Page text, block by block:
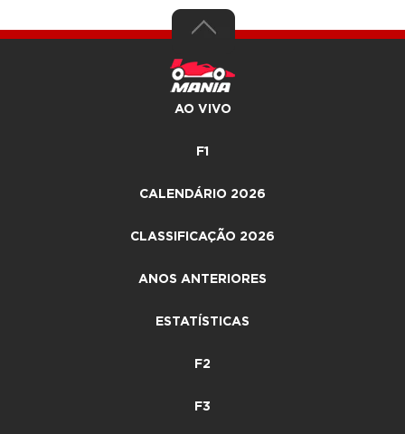
AO VIVO
F1
CALENDÁRIO 2026
CLASSIFICAÇÃO 2026
ANOS ANTERIORES
ESTATÍSTICAS
F2
F3